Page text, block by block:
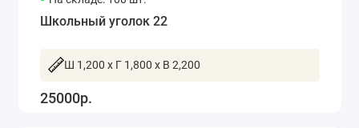
Школьный уголок 22
Ш 1,200 x Г 1,800 x В 2,200
25000р.